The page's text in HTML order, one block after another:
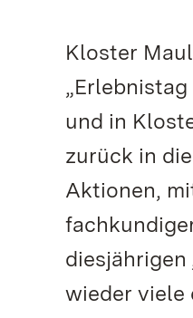
Kloster
und in
zurück in
Aktionen,
diesjährigen
wieder viele